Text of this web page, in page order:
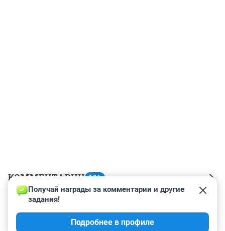
КОММЕНТАРИИ 186
Гость
Кто то поверил что он бармен? Хаха нет
Получай награды за комментарии и другие
задания!
Подробнее в профиле